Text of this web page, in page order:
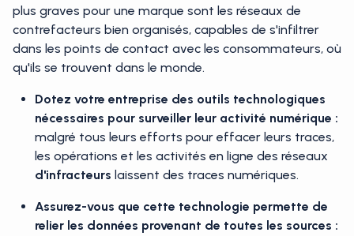
plus graves pour une marque sont les réseaux de
contrefacteurs bien organisés, capables de s'infiltrer
dans les points de contact avec les consommateurs, où
qu'ils se trouvent dans le monde.
Dotez votre entreprise des outils technologiques
nécessaires pour surveiller leur activité numérique :
malgré tous leurs efforts pour effacer leurs traces,
les opérations et les activités en ligne des réseaux
d'infracteurs laissent des traces numériques.
Assurez-vous que cette technologie permette de
relier les données provenant de toutes les sources :